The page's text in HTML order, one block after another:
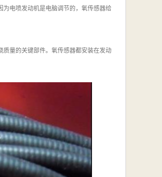
电喷发动机是电脑调节的，氧传感器给
量的关键部件。氧传感器都安装在发动